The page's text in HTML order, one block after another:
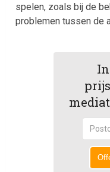
spelen, zoals bij de
problemen tussen de